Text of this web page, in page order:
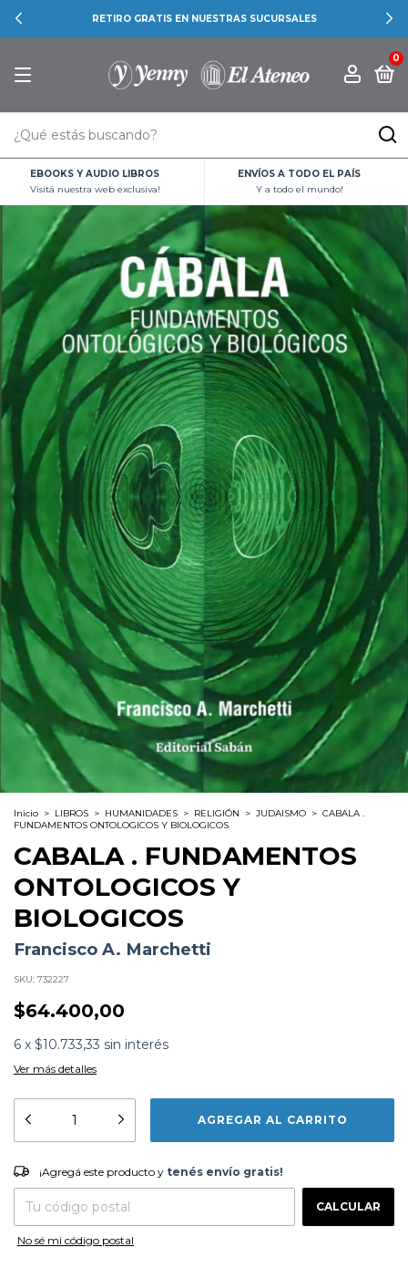
RETIRO GRATIS EN NUESTRAS SUCURSALES
0
EBOOKS Y AUDIO LIBROS
Visitá nuestra web exclusiva!
ENVÍOS A TODO EL PAÍS
Y a todo el mundo!
Inicio > LIBROS > HUMANIDADES > RELIGIÓN > JUDAISMO > CABALA .
FUNDAMENTOS ONTOLOGICOS Y BIOLOGICOS
CABALA . FUNDAMENTOS
ONTOLOGICOS Y
BIOLOGICOS
Francisco A. Marchetti
SKU: 732227
$64.400,00
6 x $10.733,33 sin interés
Ver más detalles
¡Agregá este producto ytenés envío gratis!
CAMBIAR CP
¡Agregá este producto y tenés envío gratis!
CALCULAR
No sé mi código postal
Formato:
LIBROS
Editorial:
Editorial Saban
Encuadernación:Tapa Blanda
ISBN:9786319110517
Sinópsis